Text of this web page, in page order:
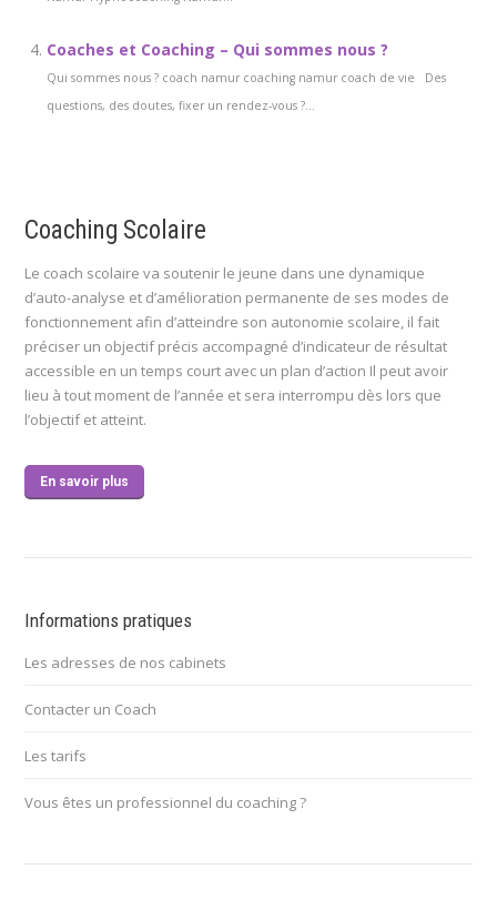
Coaches et Coaching – Qui sommes nous ?
Qui sommes nous ? coach namur coaching namur coach de vie Des
questions, des doutes, fixer un rendez-vous ?...
Coaching Scolaire
Le coach scolaire va soutenir le jeune dans une dynamique
d’auto-analyse et d’amélioration permanente de ses modes de
fonctionnement afin d’atteindre son autonomie scolaire, il fait
préciser un objectif précis accompagné d’indicateur de résultat
accessible en un temps court avec un plan d’action Il peut avoir
lieu à tout moment de l’année et sera interrompu dès lors que
l’objectif et atteint.
En savoir plus
Informations pratiques
Les adresses de nos cabinets
Contacter un Coach
Les tarifs
Vous êtes un professionnel du coaching ?